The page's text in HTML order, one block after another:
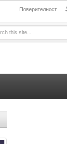
Поверителност